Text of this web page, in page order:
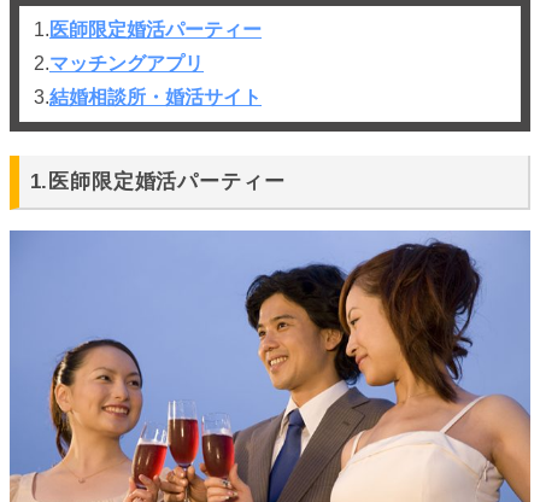
1. 医師限定婚活パーティー
2.マッチングアプリ
3.結婚相談所・婚活サイト
1.医師限定婚活パーティー